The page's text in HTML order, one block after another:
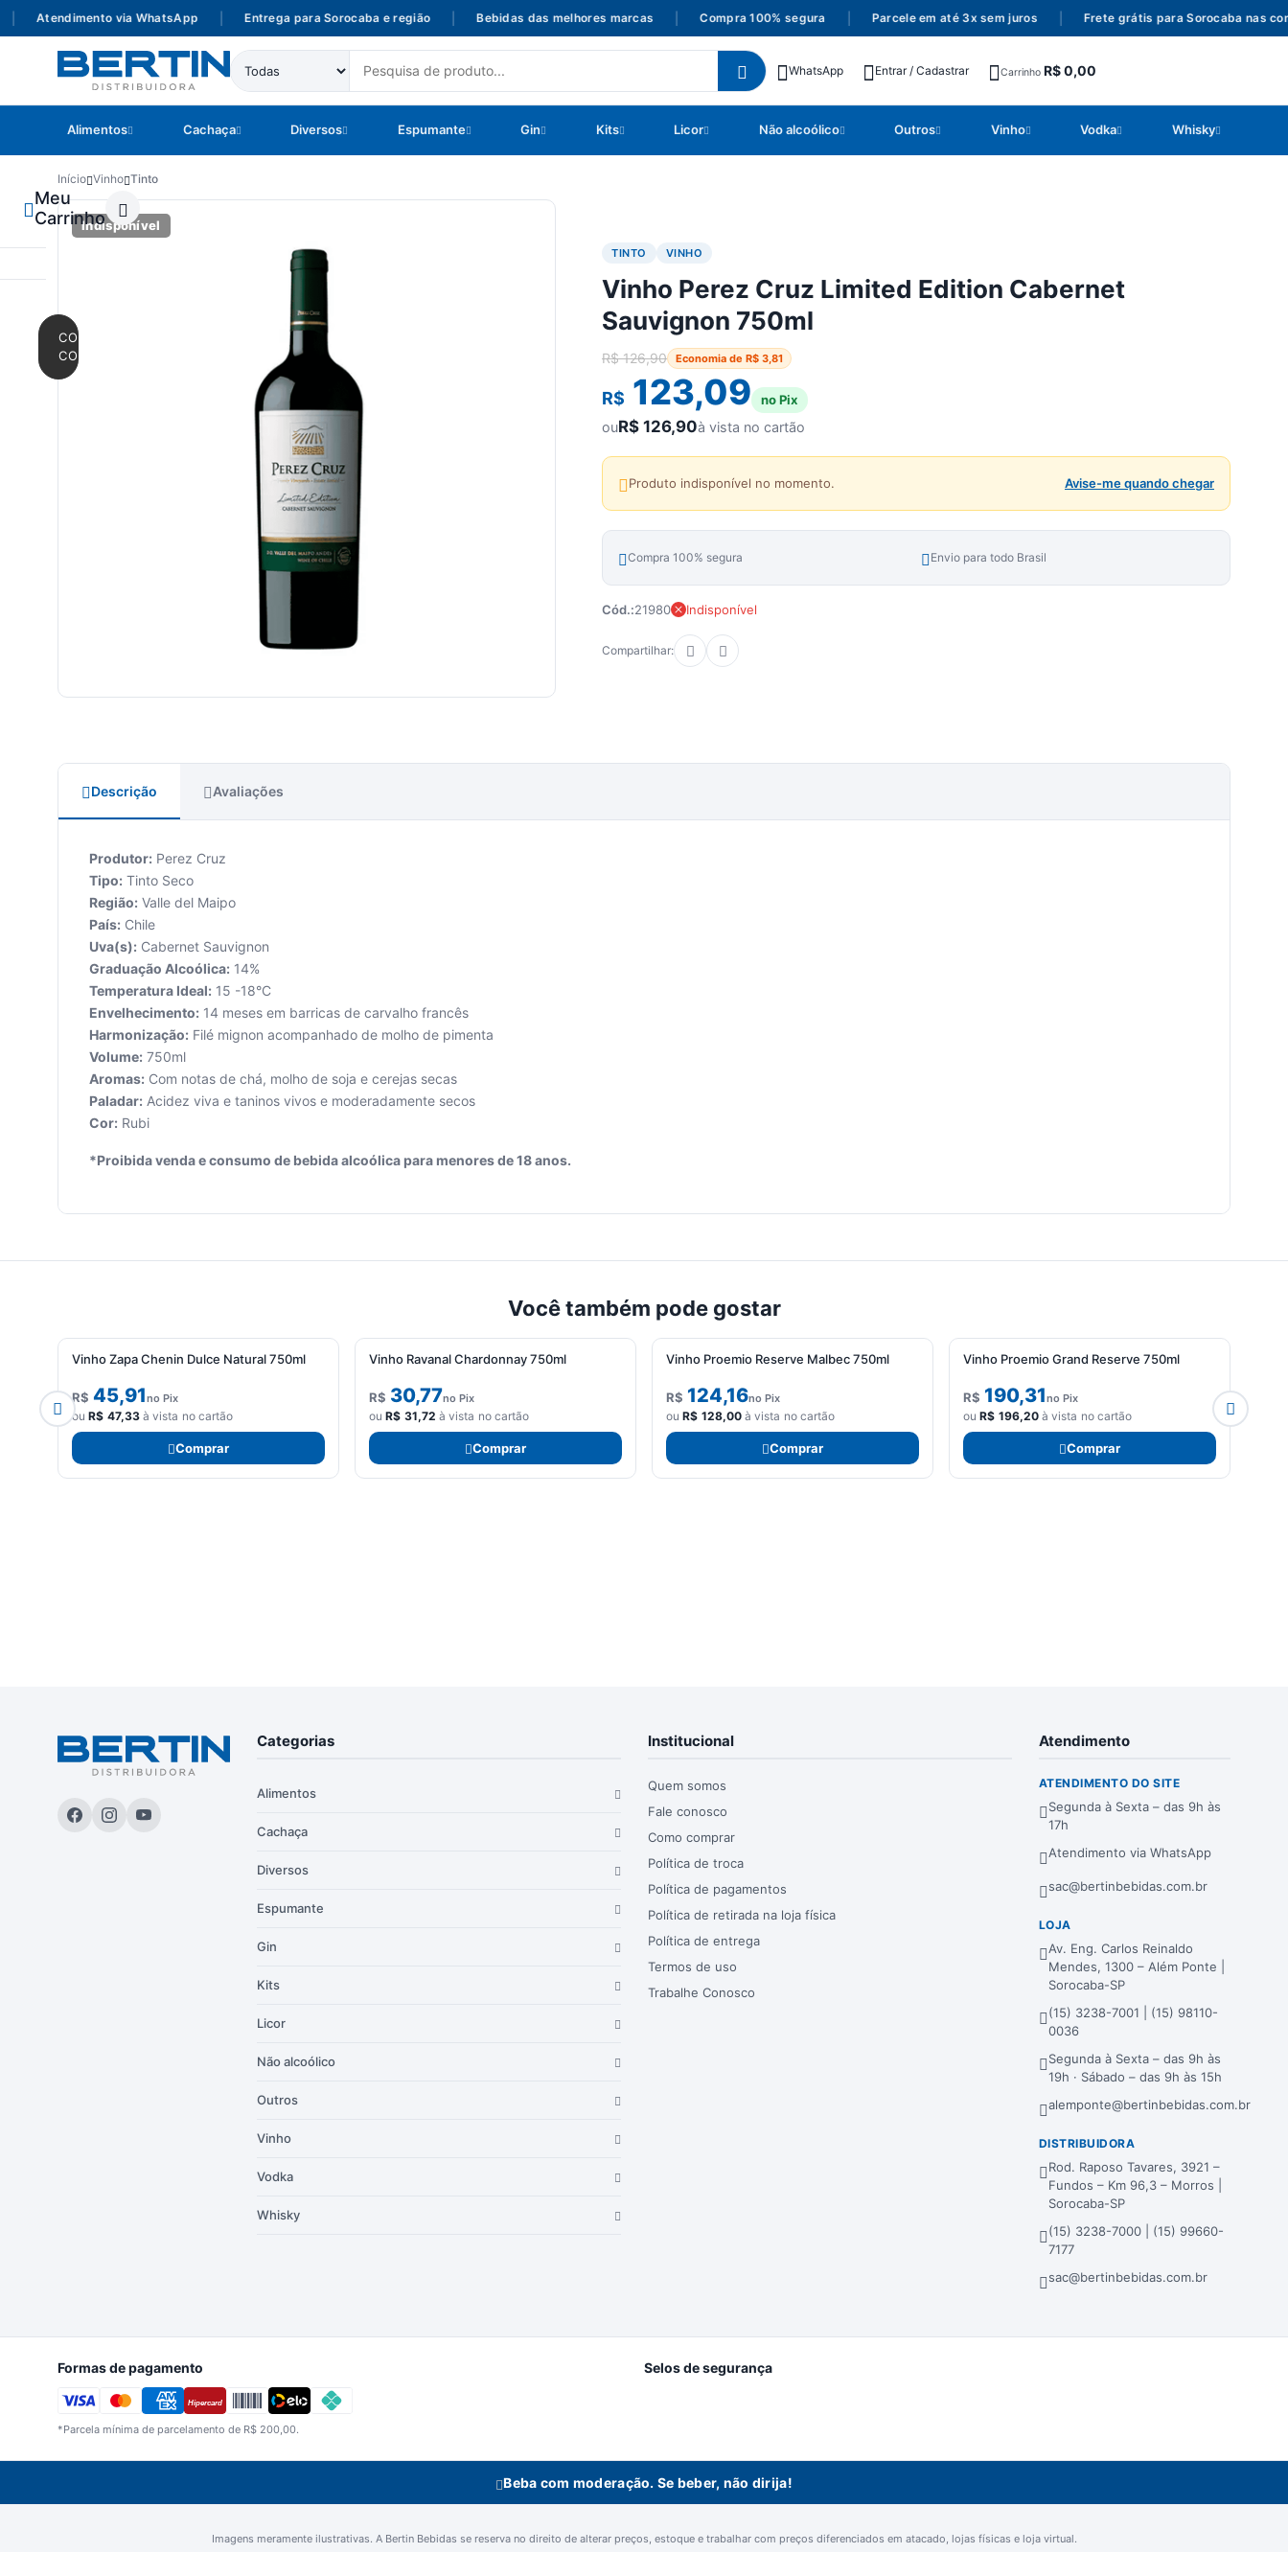
Atendimento via WhatsApp Entrega para Sorocaba e região | Bebidas das melhores marcas Compra 100% segura Parcele em até 3x sem juros Frete grátis para Sorocaba nas
WhatsApp Entrar / Cadastrar Carrinho R$0,00
Alimentos Cachaça Diversos Espumante Gin Kits Licor Não alcoólico Outros Vinho Vodka Whisky
Meu
Carrinho
CONTINUAR
COMPRANDO
Início Vinho Tinto
Indisponível
TINTO VINHO
Vinho Perez Cruz Limited Edition Cabernet
Sauvignon 750ml
R$126,90 Economia de R$ 3,81
R$ 123,09 no Pix
ouR$ 126,90à vista no cartão
Produto indisponível no momento. Avise-me quando chegar
Compra 100% segura Envio para todo Brasil
Cód.:21980 Indisponível
Compartilhar:
Descrição Avaliações
Produtor: Perez Cruz
Tipo: Tinto Seco
Região: Valle del Maipo
País: Chile
Uva(s): Cabernet Sauvignon
Graduação Alcoólica: 14%
Temperatura Ideal: 15 -18°C
Envelhecimento: 14 meses em barricas de carvalho francês
Harmonização: Filé mignon acompanhado de molho de pimenta
Volume: 750ml
Aromas: Com notas de chá, molho de soja e cerejas secas
Paladar: Acidez viva e taninos vivos e moderadamente secos
Cor: Rubi
*Proibida venda e consumo de bebida alcoólica para menores de 18 anos.
Você também pode gostar
Vinho Zapa Chenin Dulce Natural 750ml
R$ 45,91no Pix
ouR$ 47,33à vista no cartão
Comprar
Vinho Ravanal Chardonnay 750ml
R$ 30,77no Pix
ouR$ 31,72 à vista no cartão
Comprar
Vinho Proemio Reserve Malbec 750ml
R$ 124,16no Pix
ouR$ 128,00à vista no cartão
Comprar
Vinho Proemio Grand Reserve 750ml
R$ 190,31no Pix
ouR$ 196,20à vista no cartão
Comprar
Categorias
Alimentos
Cachaça
Diversos
Espumante
Gin
Kits
Licor
Não alcoólico
Outros
Vinho
Vodka
Whisky
Institucional
Quem somos
Fale conosco
Como comprar
Política de troca
Política de pagamentos
Política de retirada na loja física
Política de entrega
Termos de uso
Trabalhe Conosco
Atendimento
ATENDIMENTO DO SITE
Segunda à Sexta – das 9h às
17h
Atendimento via WhatsApp
sac@bertinbebidas.com.br
LOJA
Av. Eng. Carlos Reinaldo
Mendes, 1300 – Além Ponte |
Sorocaba-SP
(15) 3238-7001 | (15) 98110-
0036
Segunda à Sexta – das 9h às
19h · Sábado – das 9h às 15h
alemponte@bertinbebidas.com.br
DISTRIBUIDORA
Rod. Raposo Tavares, 3921 –
Fundos – Km 96,3 – Morros |
Sorocaba-SP
(15) 3238-7000 | (15) 99660-
7177
sac@bertinbebidas.com.br
Formas de pagamento
Hipercard
*Parcela mínima de parcelamento de R$ 200,00.
Selos de segurança
Beba com moderação. Se beber, não dirija!
Imagens meramente ilustrativas. A Bertin Bebidas se reserva no direito de alterar preços, estoque e trabalhar com preços diferenciados em atacado, lojas físicas e loja virtual.